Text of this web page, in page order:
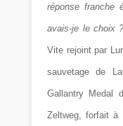
réponse franche
avais-je le choix
Vite rejoint par
sauvetage de
Gallantry Medal
Zeltweg, forfait à